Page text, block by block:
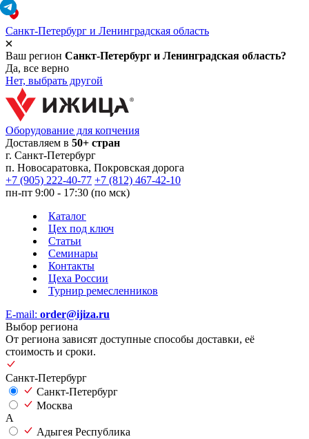
Санкт-Петербург и Ленинградская область
Ваш регион Санкт-Петербург и Ленинградская область?
Да, все верно
Нет, выбрать другой
Оборудование для копчения
Доставляем в 50+ стран
г. Санкт-Петербург
п. Новосаратовка, Покровская дорога
+7 (905) 222-40-77 +7 (812) 467-42-10
пн-пт 9:00 - 17:30 (по мск)
Каталог
Цех под ключ
Статьи
Семинары
Контакты
Цеха России
Турнир ремесленников
E-mail: order@ijiza.ru
Выбор региона
От региона зависят доступные способы доставки, её
стоимость и сроки.
Санкт-Петербург
Санкт-Петербург
Москва
А
Адыгея Республика